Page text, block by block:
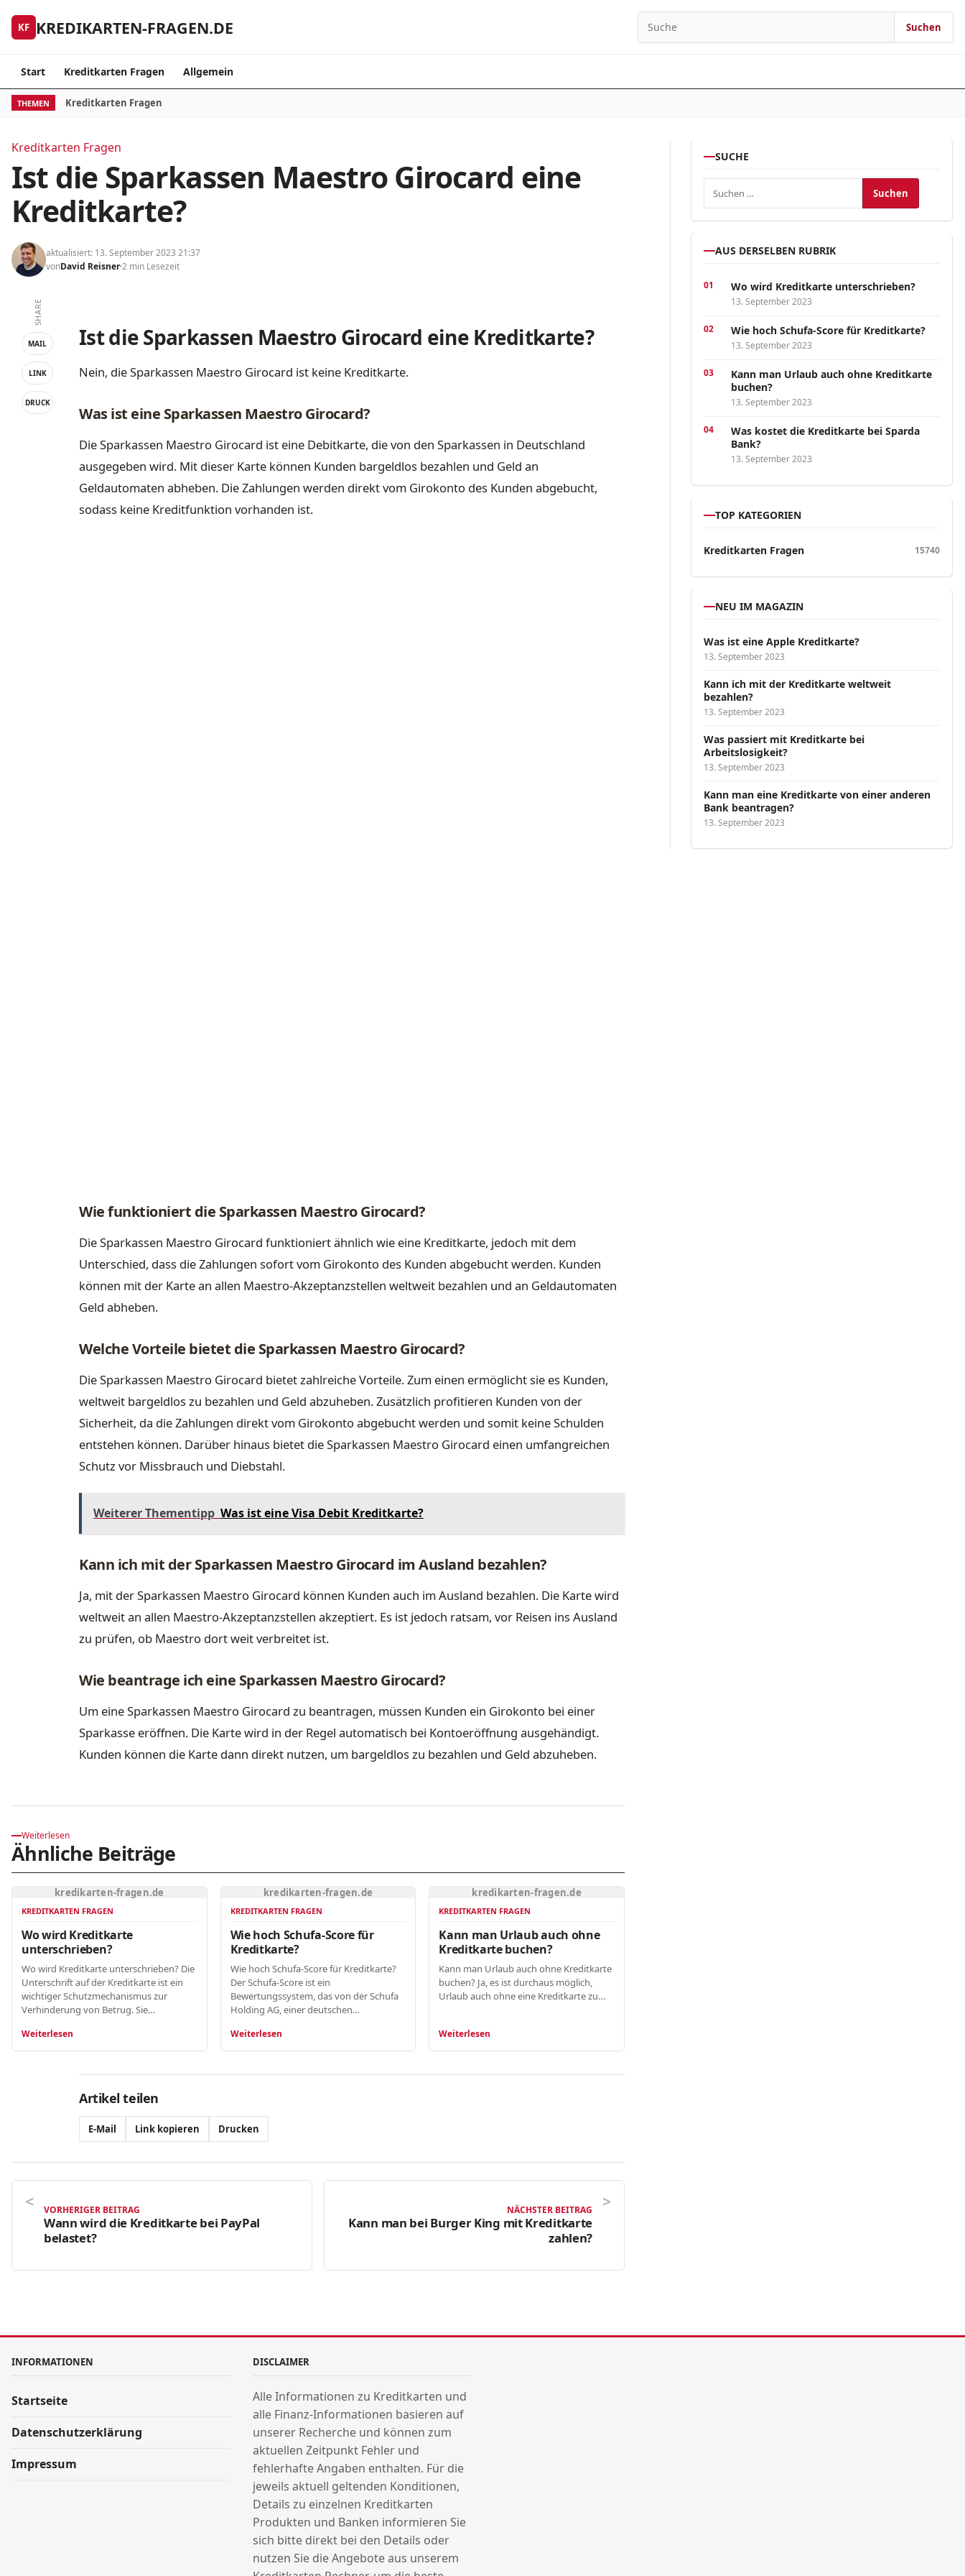
KF KREDIKARTEN-FRAGEN.DE Search for: Suchen
Start Kreditkarten Fragen Allgemein
THEMEN Kreditkarten Fragen
Kreditkarten Fragen
Ist die Sparkassen Maestro Girocard eine
Kreditkarte?
aktualisiert: 13. September 2023 21:37
vonDavid Reisner2 min Lesezeit
SHARE
MAIL
LINK
DRUCK
Ist die Sparkassen Maestro Girocard eine Kreditkarte?
Nein, die Sparkassen Maestro Girocard ist keine Kreditkarte.
Was ist eine Sparkassen Maestro Girocard?
Die Sparkassen Maestro Girocard ist eine Debitkarte, die von den Sparkassen in Deutschland
ausgegeben wird. Mit dieser Karte können Kunden bargeldlos bezahlen und Geld an
Geldautomaten abheben. Die Zahlungen werden direkt vom Girokonto des Kunden abgebucht,
sodass keine Kreditfunktion vorhanden ist.
Wie funktioniert die Sparkassen Maestro Girocard?
Die Sparkassen Maestro Girocard funktioniert ähnlich wie eine Kreditkarte, jedoch mit dem
Unterschied, dass die Zahlungen sofort vom Girokonto des Kunden abgebucht werden. Kunden
können mit der Karte an allen Maestro-Akzeptanzstellen weltweit bezahlen und an Geldautomaten
Geld abheben.
Welche Vorteile bietet die Sparkassen Maestro Girocard?
Die Sparkassen Maestro Girocard bietet zahlreiche Vorteile. Zum einen ermöglicht sie es Kunden,
weltweit bargeldlos zu bezahlen und Geld abzuheben. Zusätzlich profitieren Kunden von der
Sicherheit, da die Zahlungen direkt vom Girokonto abgebucht werden und somit keine Schulden
entstehen können. Darüber hinaus bietet die Sparkassen Maestro Girocard einen umfangreichen
Schutz vor Missbrauch und Diebstahl.
Weiterer Thementipp Was ist eine Visa Debit Kreditkarte?
Kann ich mit der Sparkassen Maestro Girocard im Ausland bezahlen?
Ja, mit der Sparkassen Maestro Girocard können Kunden auch im Ausland bezahlen. Die Karte wird
weltweit an allen Maestro-Akzeptanzstellen akzeptiert. Es ist jedoch ratsam, vor Reisen ins Ausland
zu prüfen, ob Maestro dort weit verbreitet ist.
Wie beantrage ich eine Sparkassen Maestro Girocard?
Um eine Sparkassen Maestro Girocard zu beantragen, müssen Kunden ein Girokonto bei einer
Sparkasse eröffnen. Die Karte wird in der Regel automatisch bei Kontoeröffnung ausgehändigt.
Kunden können die Karte dann direkt nutzen, um bargeldlos zu bezahlen und Geld abzuheben.
Weiterlesen
Ähnliche Beiträge
kredikarten-fragen.de
KREDITKARTEN FRAGEN
Wo wird Kreditkarte
unterschrieben?
Wo wird Kreditkarte unterschrieben? Die
Unterschrift auf der Kreditkarte ist ein
wichtiger Schutzmechanismus zur
Verhinderung von Betrug. Sie…
Weiterlesen
kredikarten-fragen.de
KREDITKARTEN FRAGEN
Wie hoch Schufa-Score für
Kreditkarte?
Wie hoch Schufa-Score für Kreditkarte?
Der Schufa-Score ist ein
Bewertungssystem, das von der Schufa
Holding AG, einer deutschen…
Weiterlesen
kredikarten-fragen.de
KREDITKARTEN FRAGEN
Kann man Urlaub auch ohne
Kreditkarte buchen?
Kann man Urlaub auch ohne Kreditkarte
buchen? Ja, es ist durchaus möglich,
Urlaub auch ohne eine Kreditkarte zu…
Weiterlesen
Artikel teilen
E-Mail Link kopieren Drucken
VORHERIGER BEITRAG
Wann wird die Kreditkarte bei PayPal
belastet?
NÄCHSTER BEITRAG
Kann man bei Burger King mit Kreditkarte
zahlen?
SUCHE
Suchen nach:
AUS DERSELBEN RUBRIK
Wo wird Kreditkarte unterschrieben?
13. September 2023
Wie hoch Schufa-Score für Kreditkarte?
13. September 2023
Kann man Urlaub auch ohne Kreditkarte
buchen?
13. September 2023
Was kostet die Kreditkarte bei Sparda
Bank?
13. September 2023
TOP KATEGORIEN
Kreditkarten Fragen 15740
NEU IM MAGAZIN
Was ist eine Apple Kreditkarte?
13. September 2023
Kann ich mit der Kreditkarte weltweit
bezahlen?
13. September 2023
Was passiert mit Kreditkarte bei
Arbeitslosigkeit?
13. September 2023
Kann man eine Kreditkarte von einer anderen
Bank beantragen?
13. September 2023
INFORMATIONEN
Startseite
Datenschutzerklärung
Impressum
DISCLAIMER
Alle Informationen zu Kreditkarten und
alle Finanz-Informationen basieren auf
unserer Recherche und können zum
aktuellen Zeitpunkt Fehler und
fehlerhafte Angaben enthalten. Für die
jeweils aktuell geltenden Konditionen,
Details zu einzelnen Kreditkarten
Produkten und Banken informieren Sie
sich bitte direkt bei den Details oder
nutzen Sie die Angebote aus unserem